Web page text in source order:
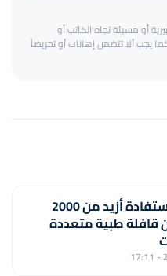
أو مسيئة تجاه الكاتب أو
يجب ألا تتضمن إهانات أو تحريضاً
تنجداد.. استفادة أزيد من 2000
طبية متعددة